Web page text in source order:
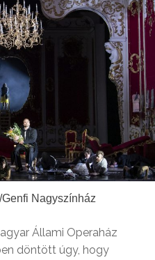
Nagyszínház
Állami Operaház
döntött úgy, hogy